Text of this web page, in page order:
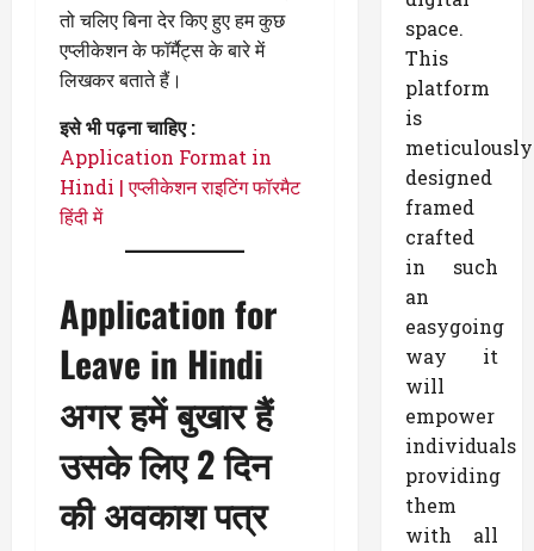
तो चलिए बिना देर किए हुए हम कुछ
एप्लीकेशन के फॉर्मैट्स के बारे में
लिखकर बताते हैं।
इसे भी पढ़ना चाहिए :
Application Format in
Hindi | एप्लीकेशन राइटिंग फॉरमैट
हिंदी में
Application for
Leave in Hindi
अगर हमें बुखार हैं
उसके लिए 2 दिन
की अवकाश पत्र
space.
This
platform
is
meticulously
designed
framed
crafted
in such
an
easygoing
way it
will
empower
individuals
providing
them
with all